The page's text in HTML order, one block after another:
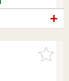
お気に入
りに追加